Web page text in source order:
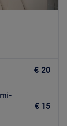
€ 20
€ 15